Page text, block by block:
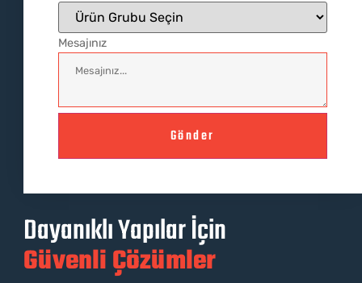
Mesajınız
Gönder
Dayanıklı Yapılar İçin
Güvenli Çözümler